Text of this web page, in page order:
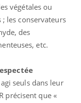
végétales ou
les conservateurs
des
etc.
seuls dans leur
précisent que «